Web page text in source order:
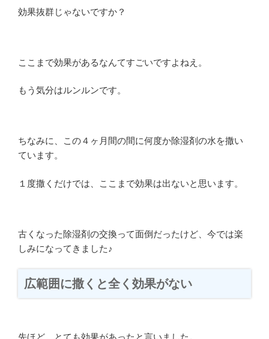
効果抜群じゃないですか？
ここまで効果があるなんてすごいですよねえ。
もう気分はルンルンです。
ちなみに、この４ヶ月間の間に何度か除湿剤の水を撒い
ています。
１度撒くだけでは、ここまで効果は出ないと思います。
古くなった除湿剤の交換って面倒だったけど、今では楽
しみになってきました♪
広範囲に撒くと全く効果がない
先ほど、とても効果があったと言いました。